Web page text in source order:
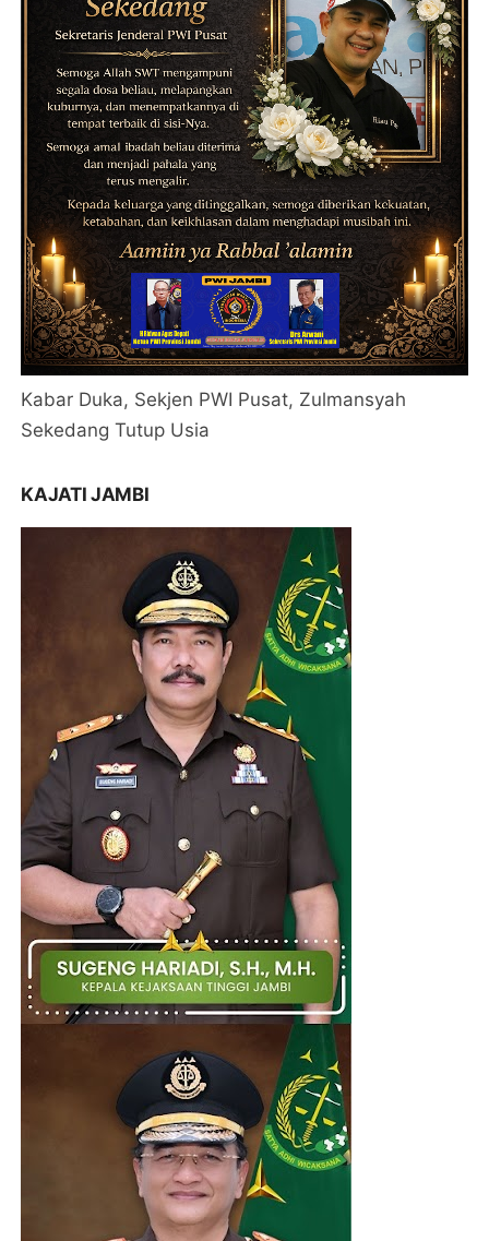
Kabar Duka, Sekjen PWI Pusat, Zulmansyah
Sekedang Tutup Usia
KAJATI JAMBI